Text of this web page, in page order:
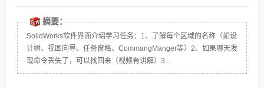
摘要：
SolidWorks软件界面介绍学习任务：1、了解每个区域的名称（如设
计树、视图向导、任务窗格、CommangManger等）2、如果哪天发
现命令丢失了，可以找回来（视频有讲解）3...